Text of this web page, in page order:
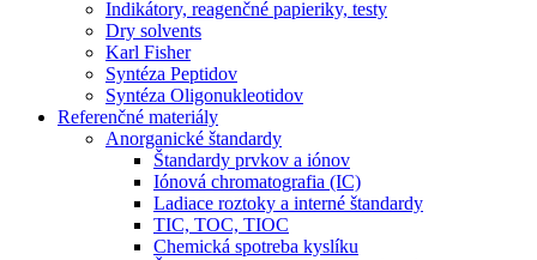
Indikátory, reagenčné papieriky, testy
Dry solvents
Karl Fisher
Syntéza Peptidov
Syntéza Oligonukleotidov
Referenčné materiály
Anorganické štandardy
Štandardy prvkov a iónov
Iónová chromatografia (IC)
Ladiace roztoky a interné štandardy
TIC, TOC, TIOC
Chemická spotreba kyslíku